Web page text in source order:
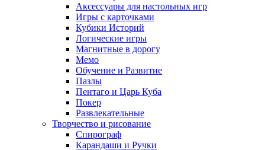
Аксессуары для настольных игр
Игры с карточками
Кубики Историй
Логические игры
Магнитные в дорогу
Мемо
Обучение и Развитие
Пазлы
Пентаго и Царь Куба
Покер
Развлекательные
Творчество и рисование
Спирограф
Карандаши и Ручки